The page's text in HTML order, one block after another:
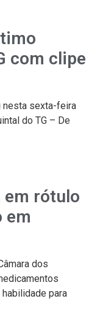
com clipe
nesta sexta-feira
do TG – De
em rótulo
em
dos
para